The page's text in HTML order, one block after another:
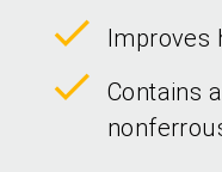
Improves
Contains